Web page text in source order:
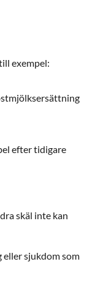
exempel:
efter tidigare
skäl inte kan
sjukdom som